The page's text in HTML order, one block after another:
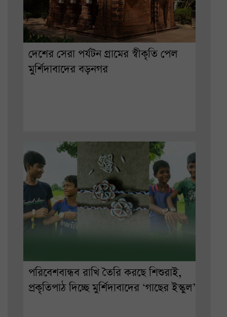
দেশের সেরা পর্যটন গ্রামের স্বীকৃতি পেল
মুর্শিদাবাদের বড়নগর
পরিবেশবান্ধব রাখি তৈরি করছে শিশুরাই,
প্রকৃতিপাঠ দিচ্ছে মুর্শিদাবাদের ‘গাছের ইস্কুল’